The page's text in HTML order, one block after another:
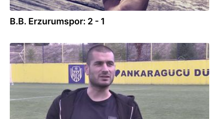
B.B. Erzurumspor: 2 - 1
02.10.2021